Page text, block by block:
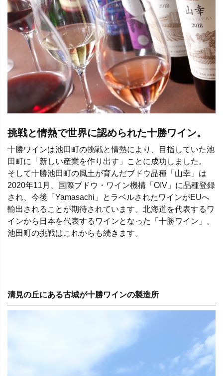
挑戦と情熱で世界に認められた十勝ワイン。
十勝ワインは池田町の挑戦と情熱により、目指していた池
田町に「新しい産業を作り出す」ことに成功しました。
そして十勝池田町の風土が育んだブドウ品種「山幸」は
2020年11月、国際ブドウ・ワイン機構「OIV」に品種登録
され、今後「Yamasachi」とラベルされたワインがEUへ
輸出されることが期待されています。北海道を代表するワ
インから日本を代表するワインとなった「十勝ワイン」。
池田町の挑戦はこれからも続きます。
清見の丘にある古城が十勝ワインの製造所